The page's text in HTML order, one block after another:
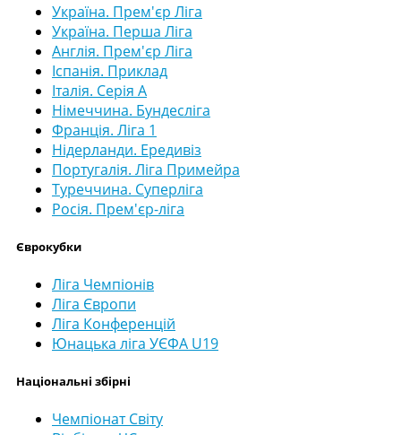
Україна. Прем'єр Ліга
Україна. Перша Ліга
Англія. Прем'єр Ліга
Іспанія. Приклад
Італія. Серія А
Німеччина. Бундесліга
Франція. Ліга 1
Нідерланди. Ередивіз
Португалія. Ліга Примейра
Туреччина. Суперліга
Росія. Прем'єр-ліга
Єврокубки
Ліга Чемпіонів
Ліга Європи
Ліга Конференцій
Юнацька ліга УЄФА U19
Національні збірні
Чемпіонат Світу